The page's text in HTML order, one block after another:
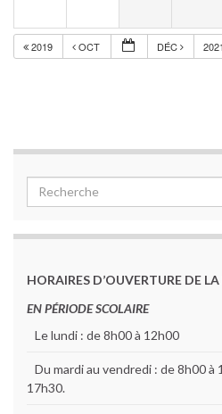
2019 OCT DÉC 2021
HORAIRES D’OUVERTURE DE
EN PÉRIODE SCOLAIRE
Le lundi : de 8h00 à 12h00
Du mardi au vendredi : de 8h00 à
17h30.